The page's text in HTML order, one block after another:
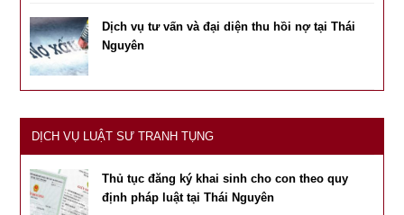
Dịch vụ tư vấn và đại diện thu hồi nợ tại Thái
Nguyên
DỊCH VỤ LUẬT SƯ TRANH TỤNG
Thủ tục đăng ký khai sinh cho con theo quy
định pháp luật tại Thái Nguyên